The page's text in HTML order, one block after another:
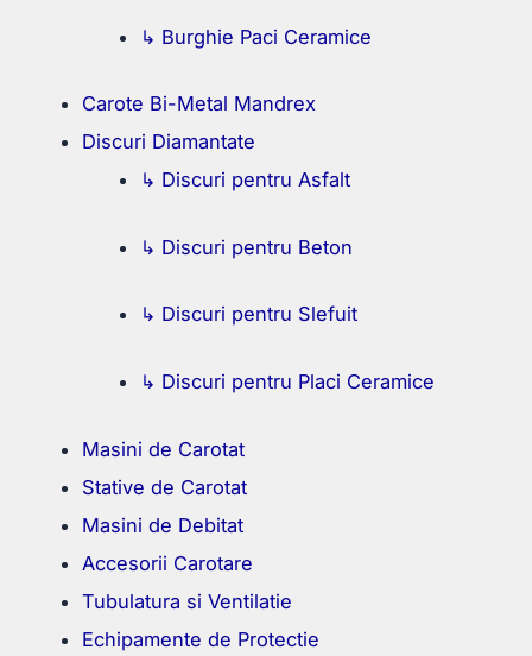
↳ Burghie Paci Ceramice
Carote Bi-Metal Mandrex
Discuri Diamantate
↳ Discuri pentru Asfalt
↳ Discuri pentru Beton
↳ Discuri pentru Slefuit
↳ Discuri pentru Placi Ceramice
Masini de Carotat
Stative de Carotat
Masini de Debitat
Accesorii Carotare
Tubulatura si Ventilatie
Echipamente de Protectie